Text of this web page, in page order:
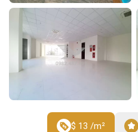
$ 13 /m²